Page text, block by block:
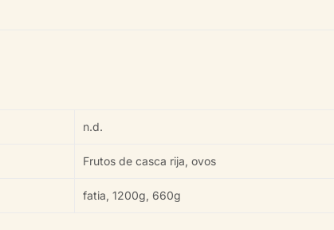
n.d.
Frutos de casca rija, ovos
fatia, 1200g, 660g